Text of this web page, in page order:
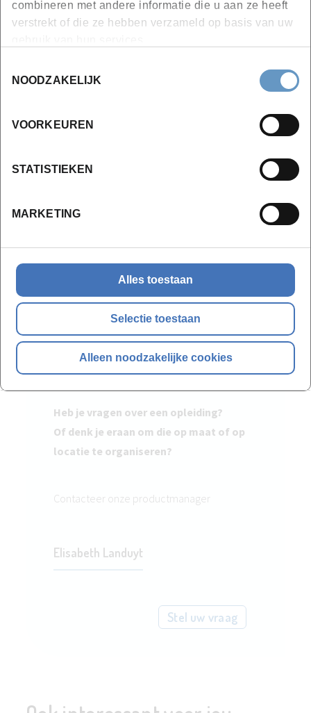
combineren met andere informatie die u aan ze heeft
verstrekt of die ze hebben verzameld op basis van uw
NOODZAKELIJK
VOORKEUREN
STATISTIEKEN
MARKETING
Alles toestaan
Selectie toestaan
Alleen noodzakelijke cookies
Overheid.
Wil je meer weten?
Heb je vragen over een opleiding?
Of denk je eraan om die op maat of op
locatie te organiseren?
Contacteer onze productmanager
Elisabeth Landuyt
Stel uw vraag